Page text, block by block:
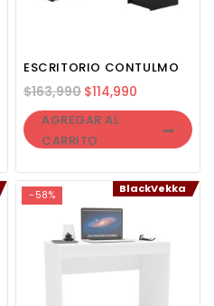
ESCRITORIO CONTULMO
$163,990 $114,990
AGREGAR AL
CARRITO
-58% BlackVekka